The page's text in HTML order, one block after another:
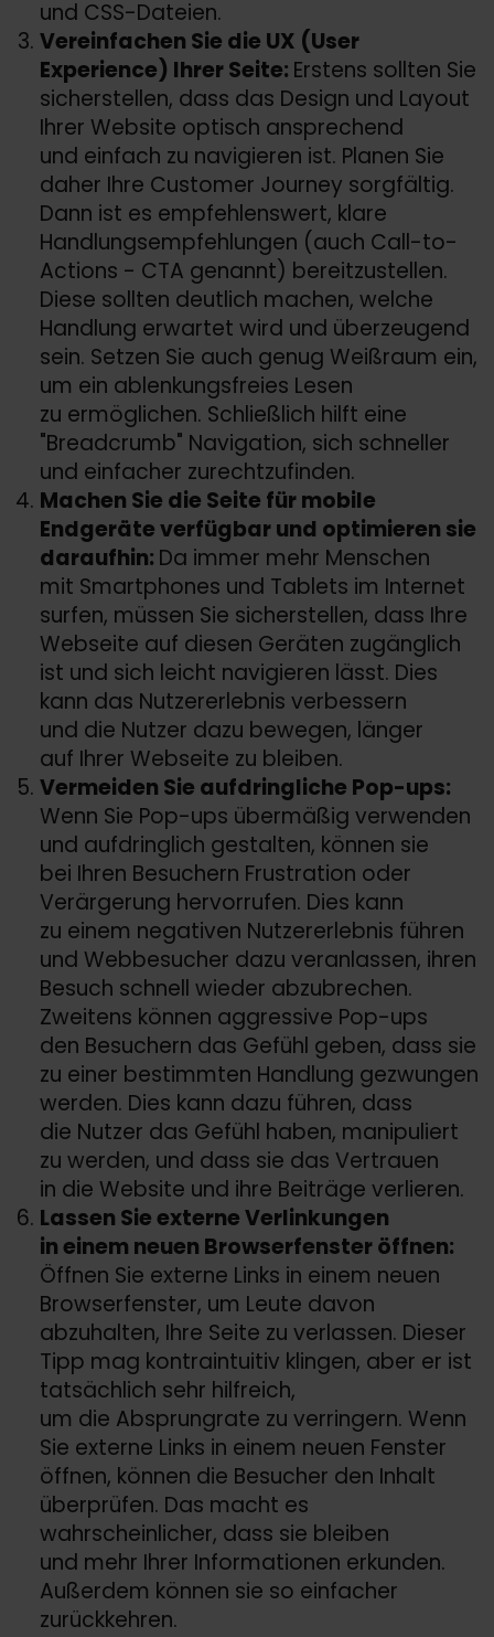
und CSS-Dateien.
Vereinfachen Sie die UX (User
Experience) Ihrer Seite: Erstens sollten Sie
sicherstellen, dass das Design und Layout
Ihrer Website optisch ansprechend
und einfach zu navigieren ist. Planen Sie
daher Ihre Customer Journey sorgfältig.
Dann ist es empfehlenswert, klare
Handlungsempfehlungen (auch Call-to-
Actions - CTA genannt) bereitzustellen.
Diese sollten deutlich machen, welche
Handlung erwartet wird und überzeugend
sein. Setzen Sie auch genug Weißraum ein,
um ein ablenkungsfreies Lesen
zu ermöglichen. Schließlich hilft eine
"Breadcrumb" Navigation, sich schneller
und einfacher zurechtzufinden.
Machen Sie die Seite für mobile
Endgeräte verfügbar und optimieren sie
daraufhin: Da immer mehr Menschen
mit Smartphones und Tablets im Internet
surfen, müssen Sie sicherstellen, dass Ihre
Webseite auf diesen Geräten zugänglich
ist und sich leicht navigieren lässt. Dies
kann das Nutzererlebnis verbessern
und die Nutzer dazu bewegen, länger
auf Ihrer Webseite zu bleiben.
Vermeiden Sie aufdringliche Pop-ups:
Wenn Sie Pop-ups übermäßig verwenden
und aufdringlich gestalten, können sie
bei Ihren Besuchern Frustration oder
Verärgerung hervorrufen. Dies kann
zu einem negativen Nutzererlebnis führen
und Webbesucher dazu veranlassen, ihren
Besuch schnell wieder abzubrechen.
Zweitens können aggressive Pop-ups
den Besuchern das Gefühl geben, dass sie
zu einer bestimmten Handlung gezwungen
werden. Dies kann dazu führen, dass
die Nutzer das Gefühl haben, manipuliert
zu werden, und dass sie das Vertrauen
in die Website und ihre Beiträge verlieren.
Lassen Sie externe Verlinkungen
in einem neuen Browserfenster öffnen:
Öffnen Sie externe Links in einem neuen
Browserfenster, um Leute davon
abzuhalten, Ihre Seite zu verlassen. Dieser
Tipp mag kontraintuitiv klingen, aber er ist
tatsächlich sehr hilfreich,
um die Absprungrate zu verringern. Wenn
Sie externe Links in einem neuen Fenster
öffnen, können die Besucher den Inhalt
überprüfen. Das macht es
wahrscheinlicher, dass sie bleiben
und mehr Ihrer Informationen erkunden.
Außerdem können sie so einfacher
zurückkehren.